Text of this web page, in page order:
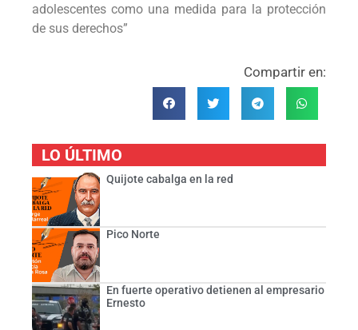
adolescentes como una medida para la protección
de sus derechos”
Compartir en:
LO ÚLTIMO
Quijote cabalga en la red
Pico Norte
En fuerte operativo detienen al empresario
Ernesto